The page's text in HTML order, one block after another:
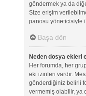
göndermek ya da
Size erişim
panosu yöneticisiyle
Başa dön
Neden dosya ekleri
Her forumda, her
eki izinleri vardır.
gönderdiğiniz belirli
vermemiş olabilir, ya